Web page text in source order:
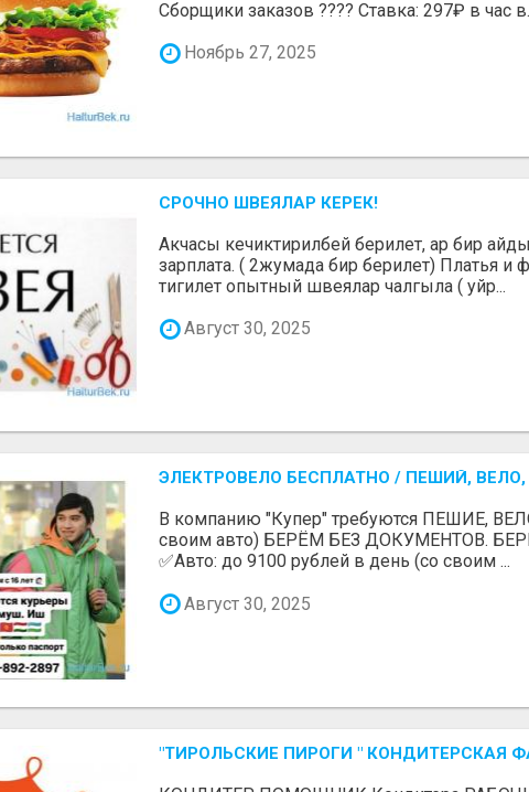
Сборщики заказов ???? Ставка: 297₽ в час
Ноябрь 27, 2025
СРОЧНО ШВЕЯЛАР КЕРЕК!
Акчасы кечиктирилбей берилет, ар бир
зарплата. ( 2жумада бир берилет) Платья и
тигилет опытный швеялар чалгыла ( уйр...
Август 30, 2025
ЭЛЕКТРОВЕЛО БЕСПЛАТНО / ПЕШИЙ,
В компанию "Купер" требуются ПЕШИЕ,
своим авто) БЕРЁМ БЕЗ ДОКУМЕНТОВ.
✅Авто: до 9100 рублей в день (со своим ...
Август 30, 2025
"ТИРОЛЬСКИЕ ПИРОГИ " КОНДИТЕРСКАЯ